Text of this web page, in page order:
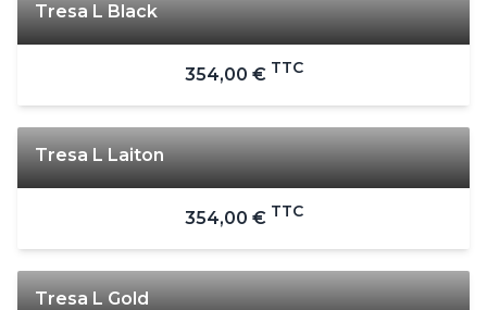
Tresa L Black
354,00 € TTC
Tresa L Laiton
354,00 € TTC
Tresa L Gold